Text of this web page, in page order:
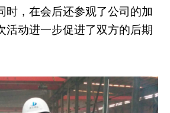
时，在会后还参观了公司的加
活动进一步促进了双方的后期